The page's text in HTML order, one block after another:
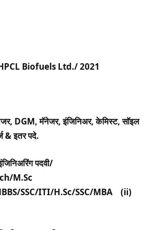
Biofuels Ltd./ 2021
DGM, मॅनेजर, इंजिनिअर, केमिस्ट, सॉइल
& इतर पदे.
पदवी/
M.Sc
SSC/ITI/H.Sc/SSC/MBA (ii)